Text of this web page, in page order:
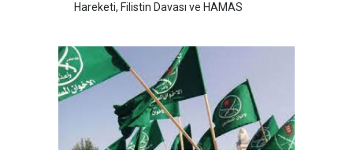
Hareketi, Filistin Davası ve HAMAS